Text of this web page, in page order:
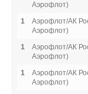
Аэрофлот)
1
Аэрофлот/АК
Аэрофлот)
1
Аэрофлот/АК
Аэрофлот)
1
Аэрофлот/АК
Аэрофлот)